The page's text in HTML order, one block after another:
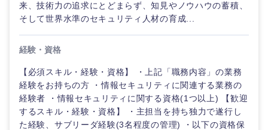
来、技術力の追求にとどまらず、知見やノウハウの蓄積、
そして世界水準のセキュリティ人材の育成...
経験・資格
【必須スキル・経験・資格】 ・上記「職務内容」の業務
経験をお持ちの方 ・情報セキュリティに関連する業務の
経験者 ・情報セキュリティに関する資格(1つ以上) 【歓迎
するスキル・経験・資格】 ・主担当を持ち独力で遂行し
た経験、サブリーダ経験(3名程度の管理) ・以下の資格保